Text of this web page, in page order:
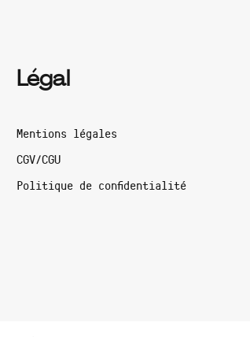
Légal
Mentions légales
CGV/CGU
Politique de confidentialité